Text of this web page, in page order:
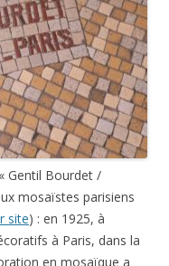
site) : en 1925, à
à Paris, dans la
en mosaïque a
Biret (qui a aussi
Rochelle) et pour treize
(voir aussi la citation
sont également les
l’on voit en bas des